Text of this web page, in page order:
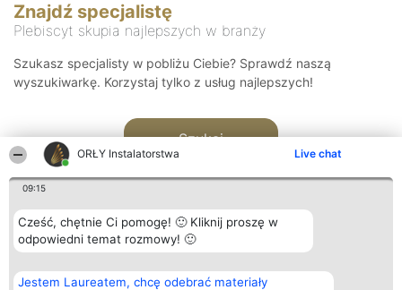
ORŁY Instalatorstwa Live chat
09:15
Cześć, chętnie Ci pomogę! 🙂 Kliknij proszę w
odpowiedni temat rozmowy! 🙂
Jestem Laureatem, chcę odebrać materiały
Znajdź specjalistę
Plebiscyt skupia najlepszych w branży
Szukasz specjalisty w pobliżu Ciebie? Sprawdź naszą
wyszukiwarkę. Korzystaj tylko z usług najlepszych!
Szukaj
Organizator plebiscytu
Bright Side Solutions sp. z o.
Plebiscyt
Laureaci
Kontakt
Kontakt